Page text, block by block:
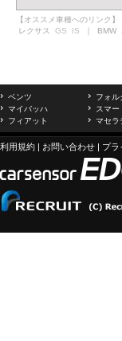
【オススメ車種へのリンク】
レクサス GS IS ｜ BMW
ベンツ フォル
マイバッハ
スマー
フィアット
マセラ
利用規約 | お問い合わせ | プラ